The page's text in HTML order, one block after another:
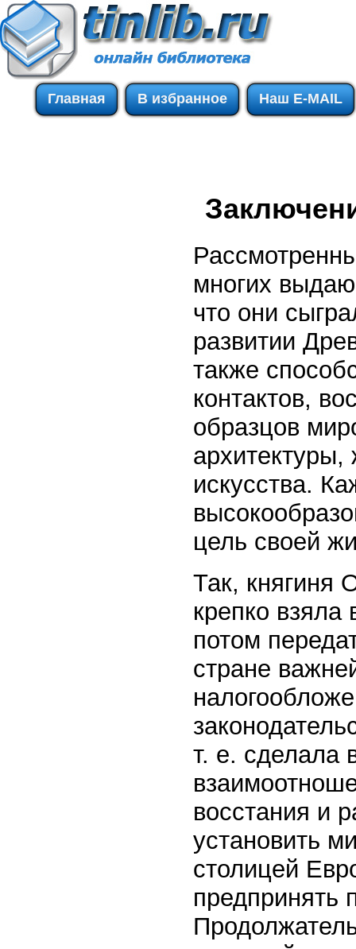
Главная В избранное Наш E-MAIL
многих
что они
развитии
также
контактов,
образцов
архитектуры,
искусства.
цель своей
Так, княгиня
крепко взяла
потом
стране
т. е. сделала
восстания и
установить
столицей
предпринять